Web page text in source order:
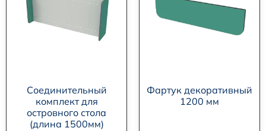
Соединительный
комплект для
островного стола
(длина 1500мм)
Фартук декоративный
1200 мм